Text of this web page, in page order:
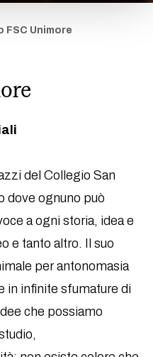
FSC Unimore
del Collegio San
dove ognuno può
a ogni storia, idea e
e tanto altro. Il suo
per antonomasia
in infinite sfumature di
che possiamo